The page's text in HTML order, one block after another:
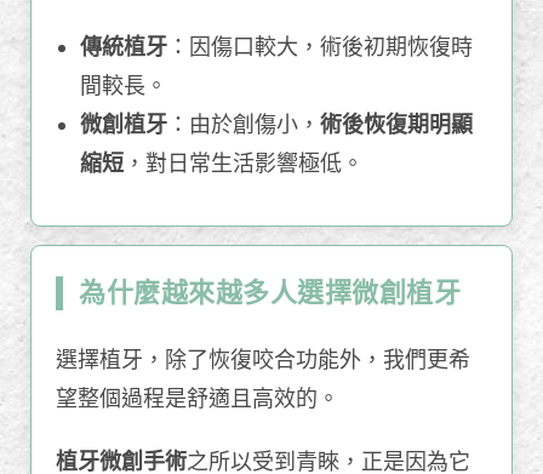
傳統植牙 ：因傷口較大，術後初期恢復時
間較長。
微創植牙 ：由於創傷小， 術後恢復期明顯
縮短 ，對日常生活影響極低。
為什麼越來越多人選擇微創植牙
選擇植牙，除了恢復咬合功能外，我們更希
望整個過程是舒適且高效的。
植牙微創手術之所以受到青睞，正是因為它